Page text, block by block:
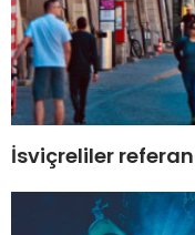
İsviçreliler